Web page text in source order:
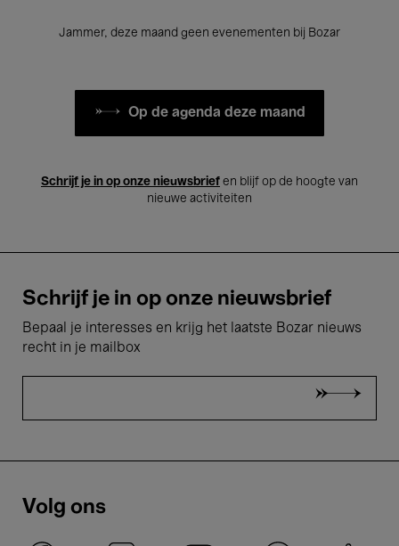
Jammer, deze maand geen evenementen bij Bozar
Op de agenda deze maand
Schrijf je in op onze nieuwsbrief en blijf op de hoogte van
nieuwe activiteiten
Schrijf je in op onze nieuwsbrief
Bepaal je interesses en krijg het laatste Bozar nieuws
recht in je mailbox
Volg ons